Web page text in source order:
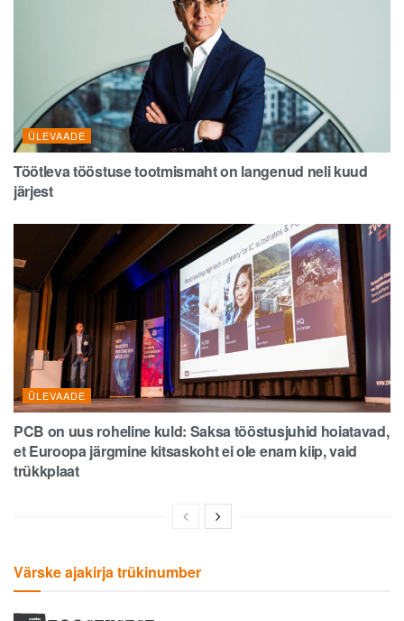
ÜLEVAADE
Töötleva tööstuse tootmismaht on langenud neli kuud
järjest
ÜLEVAADE
PCB on uus roheline kuld: Saksa tööstusjuhid hoiatavad,
et Euroopa järgmine kitsaskoht ei ole enam kiip, vaid
trükkplaat
Värske ajakirja trükinumber